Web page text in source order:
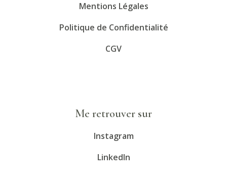
Mentions Légales
Politique de Confidentialité
CGV
Me retrouver sur
Instagram
LinkedIn